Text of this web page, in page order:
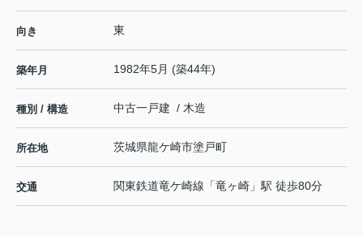
向き 東
築年月 1982年5月 (築44年)
種別 / 構造 中古一戸建 / 木造
所在地 茨城県龍ケ崎市塗戸町
交通 関東鉄道竜ケ崎線 「竜ヶ崎 」駅 徒歩80分